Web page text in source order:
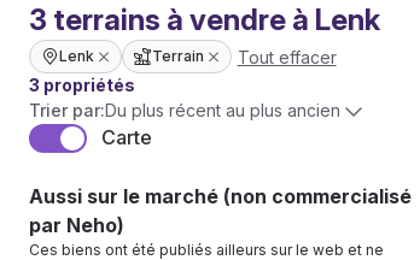
3 terrains à vendre à Lenk
Lenk Terrain
Tout effacer
3 propriétés
Trier par:Du plus récent au plus ancien
Carte
Aussi sur le marché (non commercialisé
par Neho)
Ces biens ont été publiés ailleurs sur le web et ne